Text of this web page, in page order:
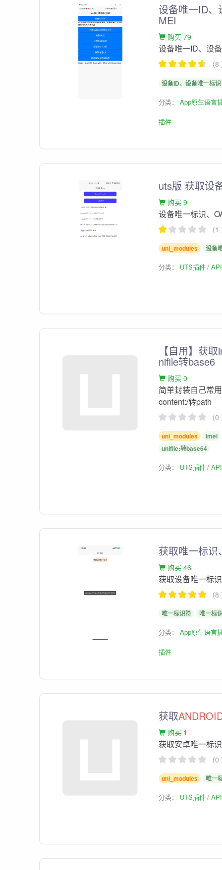
设备唯一ID
MEI
购买 79
设备唯一ID、设
（
设备ID、设备唯一标识
分类：App原生语言
插件
uts版 获取设
购买 9
设备唯一标识、
（
uni_modules 设备
分类： UTS插件
【自用】获
nifile转base6
购买 0
简单封装自己常
content:/转path
（
uni_modules
imei
unifile:转base64
分类： UTS插件
获取唯一标识
购买 46
获取设备唯一标
（
唯一标识符 唯一标
分类：App原生语言
插件
获取
购买 1
获取安卓唯一标
（
uni_modules 唯一
分类： UTS插件